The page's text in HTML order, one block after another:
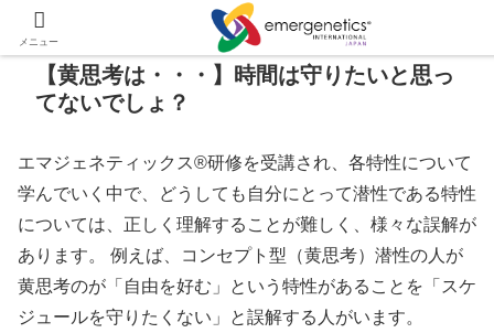
【黄思考は・・・】時間は守りたいと思っ
てないでしょ？
エマジェネティックス®研修を受講され、各特性について
学んでいく中で、どうしても自分にとって潜性である特性
については、正しく理解することが難しく、様々な誤解が
あります。 例えば、コンセプト型（黄思考）潜性の人が
黄思考のが「自由を好む」という特性があることを「スケ
ジュールを守りたくない」と誤解する人がいます。
メニュー